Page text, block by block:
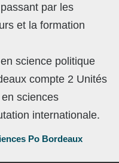
par les
et la formation
science politique
compte 2 Unités
sciences
internationale.
Po Bordeaux